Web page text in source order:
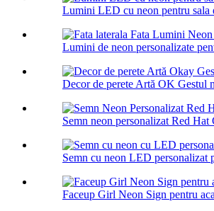
Lumini LED cu neon pentru sala
Lumini de neon personalizate
Decor de perete Artă OK Gestul
Semn neon personalizat Red
Semn cu neon LED personalizat
Faceup Girl Neon Sign pentru